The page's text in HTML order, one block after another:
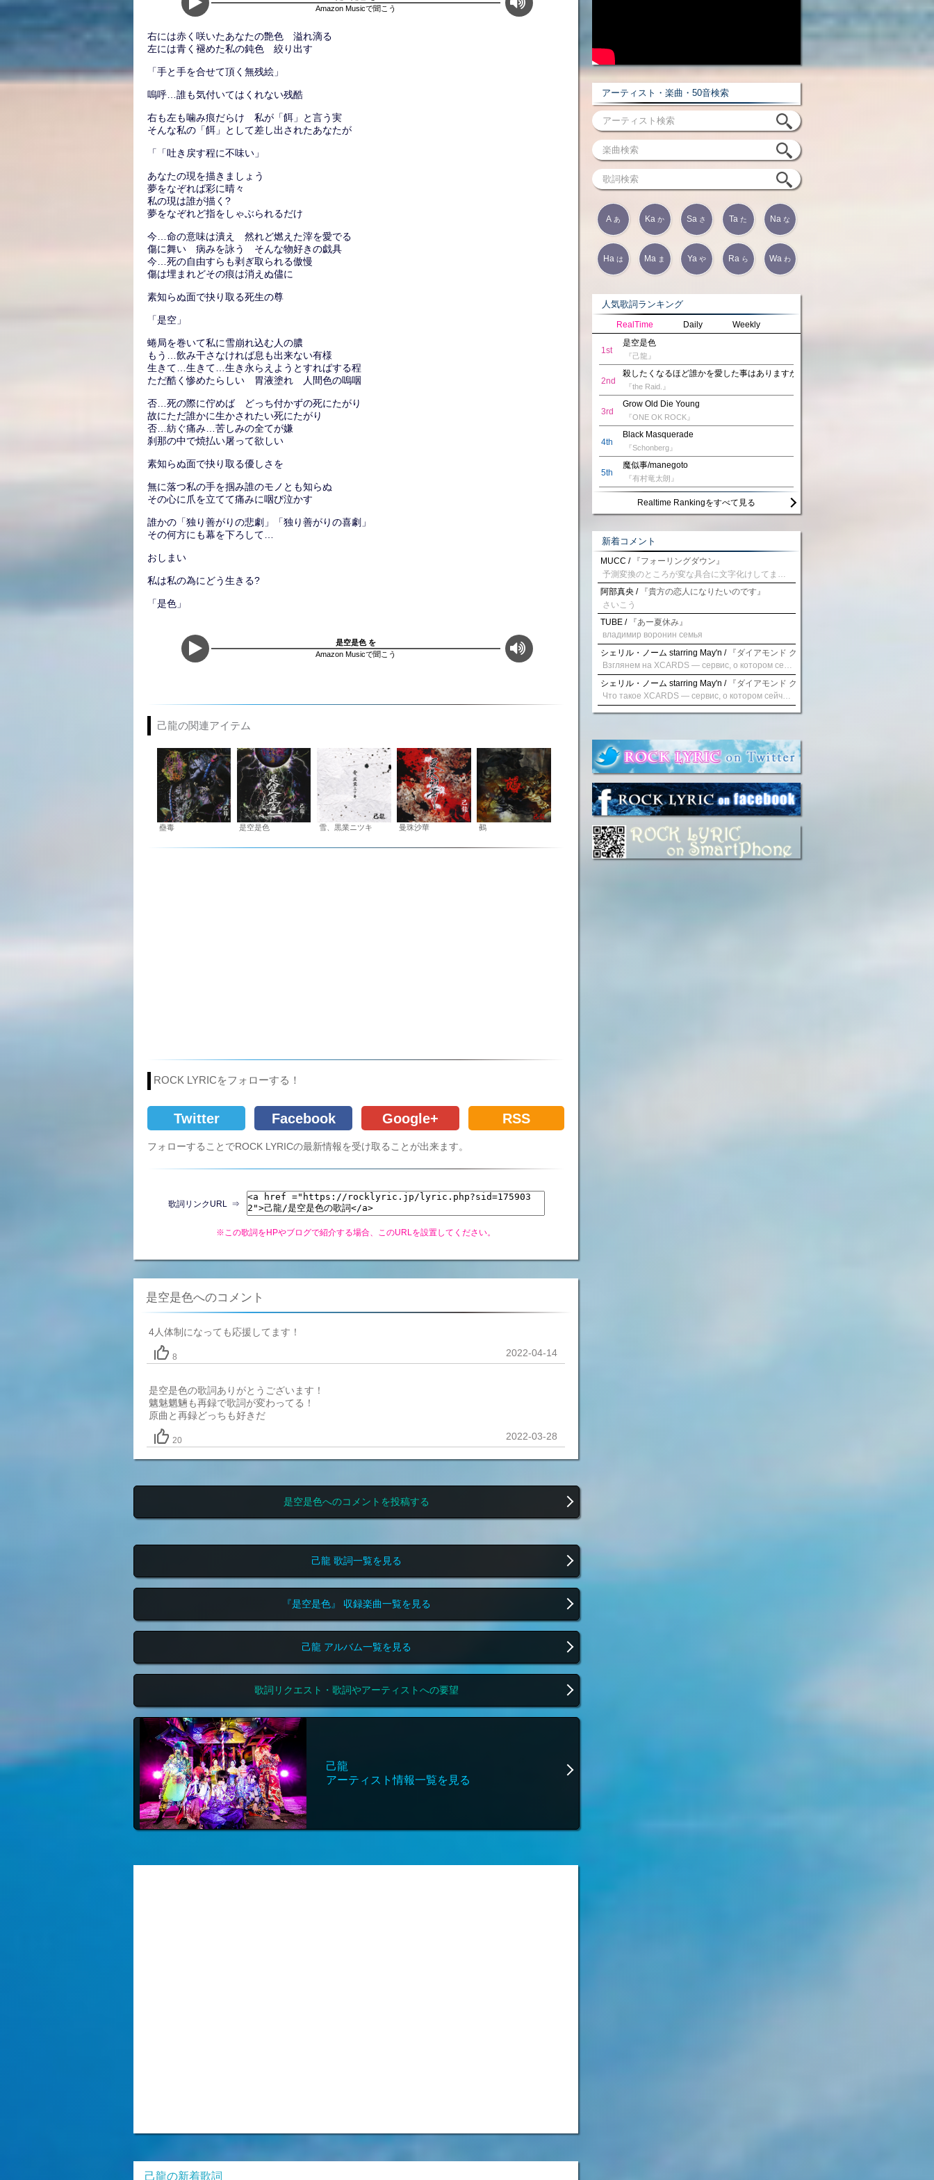
Amazon Musicで聞こう
右には赤く咲いたあなたの艶色 溢れ滴る
左には青く褪めた私の鈍色 絞り出す
「手と手を合せて頂く無残絵」
嗚呼…誰も気付いてはくれない残酷
右も左も噛み痕だらけ 私が「餌」と言う実
そんな私の「餌」として差し出されたあなたが
「「吐き戻す程に不味い」
あなたの現を描きましょう
夢をなぞれば彩に晴々
私の現は誰が描く?
夢をなぞれど指をしゃぶられるだけ
今…命の意味は潰え 然れど燃えた滓を愛でる
傷に舞い 病みを詠う そんな物好きの戯具
今…死の自由すらも剥ぎ取られる傲慢
傷は埋まれどその痕は消えぬ儘に
素知らぬ面で抉り取る死生の尊
「是空」
蜷局を巻いて私に雪崩れ込む人の膿
もう…飲み干さなければ息も出来ない有様
生きて…生きて…生き永らえようとすればする程
ただ酷く惨めたらしい 胃液塗れ 人間色の嗚咽
否…死の際に佇めば どっち付かずの死にたがり
故にただ誰かに生かされたい死にたがり
否…紡ぐ痛み…苦しみの全てが嫌
刹那の中で焼払い屠って欲しい
素知らぬ面で抉り取る優しさを
無に落つ私の手を掴み誰のモノとも知らぬ
その心に爪を立てて痛みに咽び泣かす
誰かの「独り善がりの悲劇」「独り善がりの喜劇」
その何方にも幕を下ろして…
おしまい
私は私の為にどう生きる?
「是色」
是空是色 を
Amazon Musicで聞こう
己龍の関連アイテム
蠱毒 是空是色 雪、黒業ニツキ 曼珠沙華 鵺
ROCK LYRICをフォローする！
Twitter Facebook Google+ RSS
フォローすることでROCK LYRICの最新情報を受け取ることが出来ます。
歌詞リンクURL ⇒
※この歌詞をHPやブログで紹介する場合、このURLを設置してください。
是空是色へのコメント
4人体制になっても応援してます！
8 2022-04-14
是空是色の歌詞ありがとうございます！
魑魅魍魎も再録で歌詞が変わってる！
原曲と再録どっちも好きだ
20 2022-03-28
是空是色へのコメントを投稿する
己龍 歌詞一覧を見る
『是空是色』 収録楽曲一覧を見る
己龍 アルバム一覧を見る
歌詞リクエスト・歌詞やアーティストへの要望
己龍
アーティスト情報一覧を見る
己龍の新着歌詞
アーティスト・楽曲・50音検索
A あ Ka か Sa さ Ta た Na な
Ha は Ma ま Ya や Ra ら Wa わ
人気歌詞ランキング
RealTime Daily Weekly
1st
是空是色
『己龍』
2nd
殺したくなるほど誰かを愛した事はありますか？
『the Raid.』
3rd
Grow Old Die Young
『ONE OK ROCK』
4th
Black Masquerade
『Schonberg』
5th
魔似事/manegoto
『有村竜太朗』
Realtime Rankingをすべて見る
新着コメント
MUCC / 『フォーリングダウン』
阿部真央 / 『貴方の恋人になりたいのです』
さいこう
TUBE / 『あー夏休み』
владимир воронин семья
シェリル・ノーム starring May'n / 『ダイアモンド クレバス/射手座☆午後九時 Don't be
シェリル・ノーム starring May'n / 『ダイアモンド クレバス/射手座☆午後九時 Don't be
Что такое XCARDS — сервис, о котором сейчас говорят. Буквально на днях заметил о интересный бренд XCARDS, он помогает создавать онлайн карты чтобы управлять бюджетами. Ключевые преимущества: Выпуск занимает всего считанные минуты. Платформа даёт возможность оформить множество карт для разных целей. Есть поддержка в любое время суток включая персонального менеджера. Есть контроль без задержек — транзакции, уведомления, аналитика — всё под рукой. Возможные нюансы: Регистрация: европейская юрисдикция — желательно убедиться, что сервис можно использовать без нарушений. Финансовые условия: возможно, есть скрытые комиссии, поэтому лучше внимательно прочитать договор. Отзывы пользователей: по отзывам поддержка работает быстро. Надёжность системы: внедрены базовые меры безопасности, но всё равно советую не хранить большие суммы на карте. Вывод: В целом платформа кажется отличным помощником для маркетологов. Платформа сочетает скорость, удобство и гибкость. Как вы думаете? Пользовались ли вы XCARDS? Поделитесь опытом — будет интересно сравнить. Виртуальные карты для бизнеса